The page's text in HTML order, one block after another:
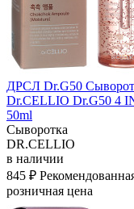
ДРСЛ Dr.G50
Dr.CELLIO Dr.G50 4
50ml
Сыворотка
DR.CELLIO
в наличии
845 ₽
розничная цена